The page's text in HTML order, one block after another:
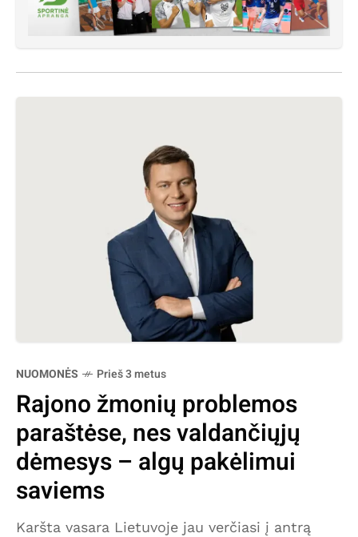
NUOMONĖS Prieš 3 metus
Rajono žmonių problemos
paraštėse, nes valdančiųjų
dėmesys – algų pakėlimui
saviems
Karšta vasara Lietuvoje jau verčiasi į antrą